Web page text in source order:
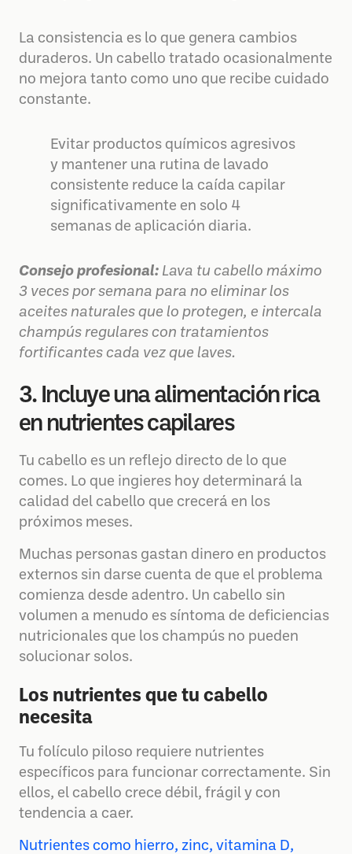
La consistencia es lo que genera cambios
duraderos. Un cabello tratado ocasionalmente
no mejora tanto como uno que recibe cuidado
constante.
Evitar productos químicos agresivos
y mantener una rutina de lavado
consistente reduce la caída capilar
significativamente en solo 4
semanas de aplicación diaria.
Consejo profesional: Lava tu cabello máximo
3 veces por semana para no eliminar los
aceites naturales que lo protegen, e intercala
champús regulares con tratamientos
fortificantes cada vez que laves.
3. Incluye una alimentación rica
en nutrientes capilares
Tu cabello es un reflejo directo de lo que
comes. Lo que ingieres hoy determinará la
calidad del cabello que crecerá en los
próximos meses.
Muchas personas gastan dinero en productos
externos sin darse cuenta de que el problema
comienza desde adentro. Un cabello sin
volumen a menudo es síntoma de deficiencias
nutricionales que los champús no pueden
solucionar solos.
Los nutrientes que tu cabello
necesita
Tu folículo piloso requiere nutrientes
específicos para funcionar correctamente. Sin
ellos, el cabello crece débil, frágil y con
tendencia a caer.
Nutrientes como hierro, zinc, vitamina D,